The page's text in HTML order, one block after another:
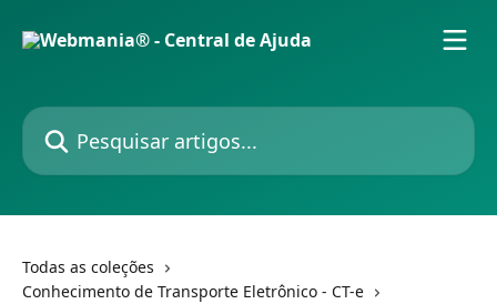
Pesquisar artigos...
Todas as coleções
Conhecimento de Transporte Eletrônico - CT-e